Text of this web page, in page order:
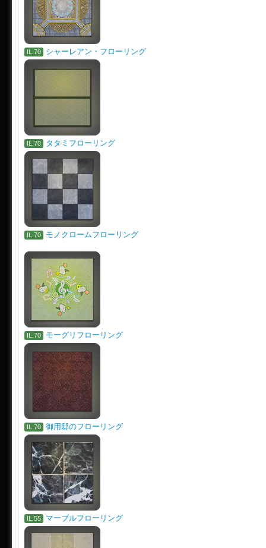
IL.70 シャーレアン・フローリング
IL.70 タタミフローリング
IL.70 モノクロームフローリング
IL.70 モーグリフローリング
IL.70 御用邸のフローリング
IL.55 マーブルフローリング